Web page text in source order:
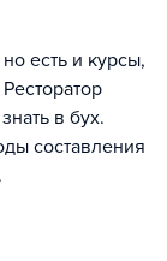
есть и курсы,
в бух.
составления